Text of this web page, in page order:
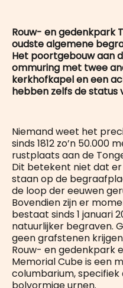
Rouw- en gedenkpark
oudste algemene
Het poortgebouw aan
ommuring met twee
kerkhofkapel en een
hebben zelfs de status
Niemand weet het
sinds 1812 zo’n 50.000
rustplaats aan de
Dit betekent niet dat
staan op de
de loop der eeuwen
Bovendien zijn er
bestaat sinds 1 januari
natuurlijker begraven.
geen grafstenen
Rouw- en gedenkpark
Memorial Cube is een
columbarium,